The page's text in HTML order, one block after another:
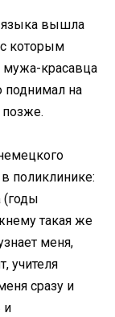
языка вышла
которым
мужа-красавца
поднимал на
позже.
поликлинике:
(годы
такая же
меня,
учителя
сразу и
и